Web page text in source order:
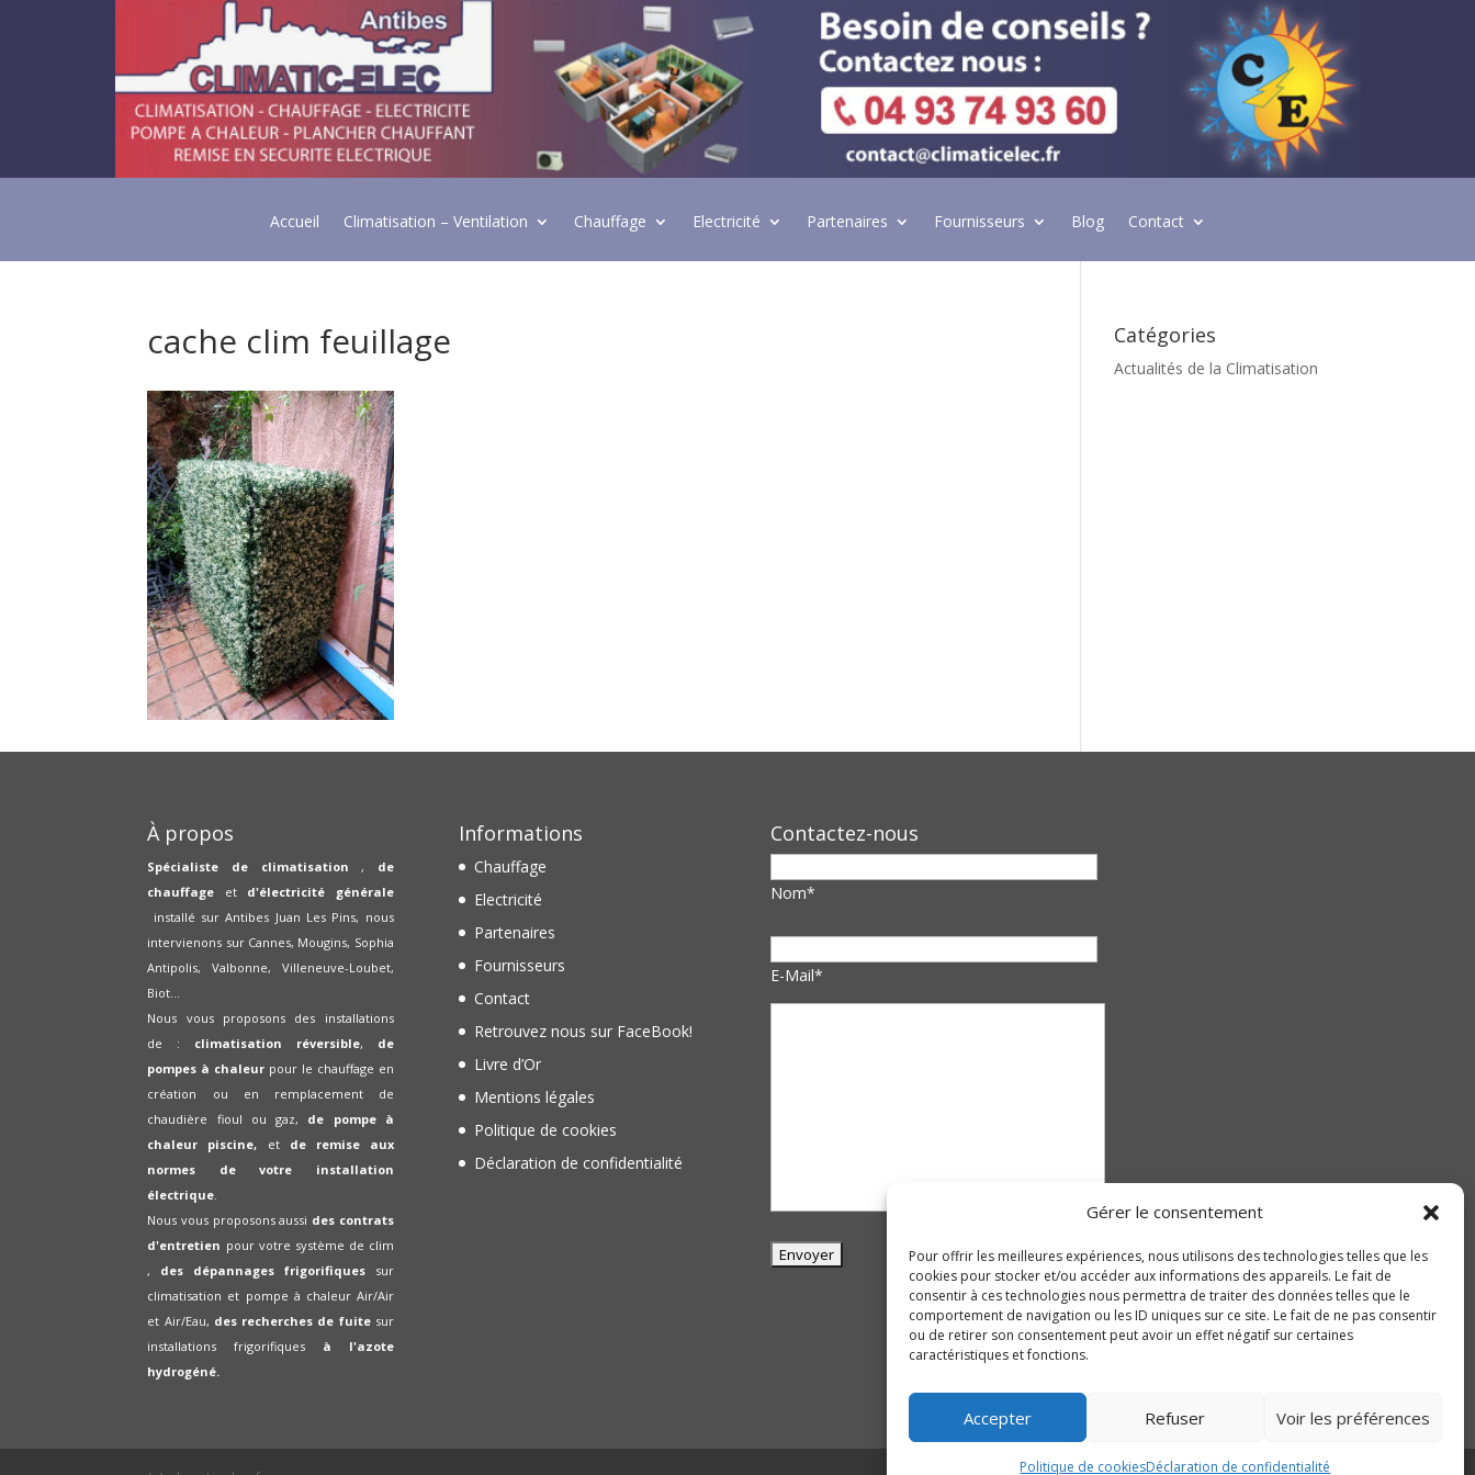
Gérer le consentement
Pour offrir les meilleures expériences, nous utilisons des technologies telles que les
cookies pour stocker et/ou accéder aux informations des appareils. Le fait de
consentir à ces technologies nous permettra de traiter des données telles que le
comportement de navigation ou les ID uniques sur ce site. Le fait de ne pas consentir
ou de retirer son consentement peut avoir un effet négatif sur certaines
caractéristiques et fonctions.
Accepter Refuser Voir les préférences
Politique de cookiesDéclaration de confidentialité
Accueil Climatisation – Ventilation Chauffage Electricité Partenaires Fournisseurs Blog Contact
cache clim feuillage Catégories
Actualités de la Climatisation
À propos
Spécialiste de climatisation , de
chauffage et d'électricité générale
installé sur Antibes Juan Les Pins, nous
intervienons sur Cannes, Mougins, Sophia
Antipolis, Valbonne, Villeneuve-Loubet,
Biot...
Nous vous proposons des installations
de : climatisation réversible, de
pompes à chaleur pour le chauffage en
création ou en remplacement de
chaudière fioul ou gaz, de pompe à
chaleur piscine, etde remise aux
normes de votre installation
électrique
Nous vous proposons aussi des contrats
d'entretien pour votre système de clim
, des dépannages frigorifiquessur
climatisation et pompe à chaleur Air/Air
et Air/Eau, des recherches de fuite sur
installations frigorifiques à l'azote
hydrogéné.
Informations
Chauffage
Electricité
Partenaires
Fournisseurs
Contact
Retrouvez nous sur FaceBook!
Livre d’Or
Mentions légales
Politique de cookies
Déclaration de confidentialité
Contactez-nous
Nom*
E-Mail*